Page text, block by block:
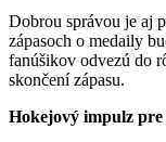
Dobrou správou je aj
zápasoch o medaily
fanúšikov odvezú do
skončení zápasu.
Hokejový impulz pre